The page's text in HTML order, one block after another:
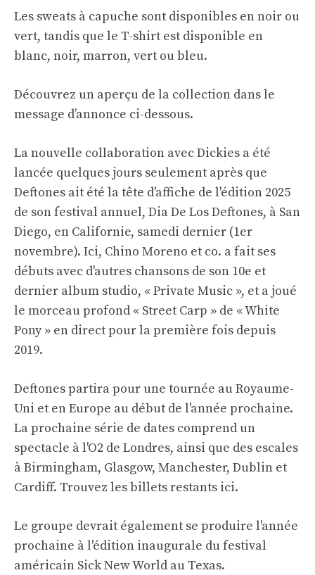
Les sweats à capuche sont disponibles en noir ou
vert, tandis que le T-shirt est disponible en
blanc, noir, marron, vert ou bleu.
Découvrez un aperçu de la collection dans le
message d’annonce ci-dessous.
La nouvelle collaboration avec Dickies a été
lancée quelques jours seulement après que
Deftones ait été la tête d'affiche de l'édition 2025
de son festival annuel, Dia De Los Deftones, à San
Diego, en Californie, samedi dernier (1er
novembre). Ici, Chino Moreno et co. a fait ses
débuts avec d'autres chansons de son 10e et
dernier album studio, « Private Music », et a joué
le morceau profond « Street Carp » de « White
Pony » en direct pour la première fois depuis
2019.
Deftones partira pour une tournée au Royaume-
Uni et en Europe au début de l'année prochaine.
La prochaine série de dates comprend un
spectacle à l'O2 de Londres, ainsi que des escales
à Birmingham, Glasgow, Manchester, Dublin et
Cardiff. Trouvez les billets restants ici.
Le groupe devrait également se produire l'année
prochaine à l'édition inaugurale du festival
américain Sick New World au Texas.